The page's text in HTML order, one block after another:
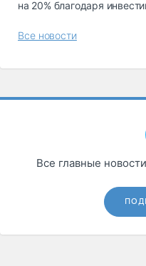
на 20% благодаря
Все новости
Все главные